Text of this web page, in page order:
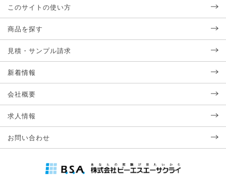
このサイトの使い方
商品を探す
見積・サンプル請求
新着情報
会社概要
求人情報
お問い合わせ